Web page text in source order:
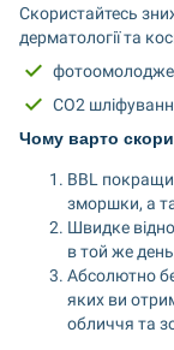
Скористайтесь
дерматології та
СО2
Чому варто
BBL
зморшки, а
Швидке
в той же
Абсолютно
яких ви
обличчя та